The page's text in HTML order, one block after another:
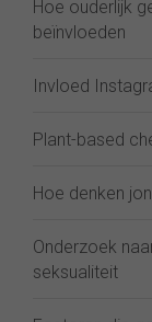
Hoe ouderlijk
beïnvloeden
Invloed
Plant-based
Hoe denken
Onderzoek
seksualiteit